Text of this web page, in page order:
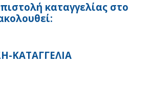
καταγγελίας στο
ΚΑΤΑΓΓΕΛΙΑ